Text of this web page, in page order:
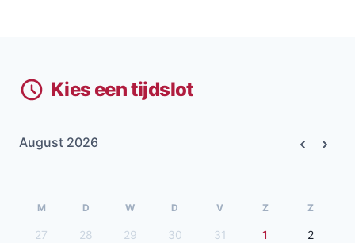
Kies een tijdslot
August 2026
M D W D V Z Z
27 28 29 30 31 1 2